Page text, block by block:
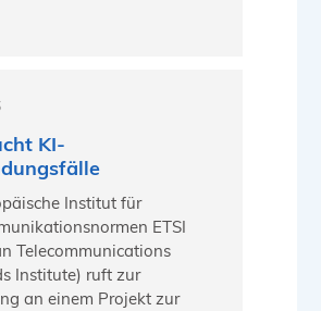
KI-
Institut für
ETSI
Telecommunications
Institute) ruft zur
an einem Projekt zur